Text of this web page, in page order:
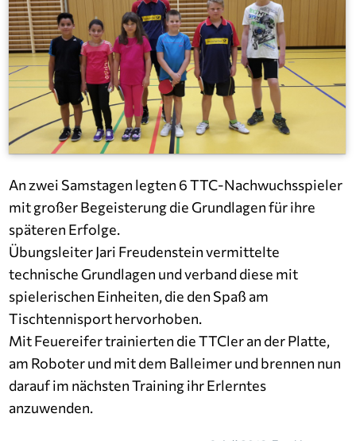
2006
2005 2004 2003
An zwei Samstagen legten 6 TTC-Nachwuchsspieler
mit großer Begeisterung die Grundlagen für ihre
späteren Erfolge.
Übungsleiter Jari Freudenstein vermittelte
technische Grundlagen und verband diese mit
spielerischen Einheiten, die den Spaß am
Tischtennisport hervorhoben.
Mit Feuereifer trainierten die TTCler an der Platte,
am Roboter und mit dem Balleimer und brennen nun
darauf im nächsten Training ihr Erlerntes
anzuwenden.